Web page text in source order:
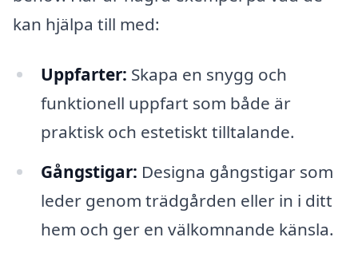
kan hjälpa till med:
Uppfarter: Skapa en snygg och
funktionell uppfart som både är
praktisk och estetiskt tilltalande.
Gångstigar: Designa gångstigar som
leder genom trädgården eller in i ditt
hem och ger en välkomnande känsla.